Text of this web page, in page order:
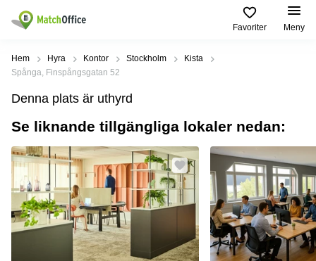
Favoriter Meny
Hyra / hyra ut
Kategorier
Kontor
Kontorshotell
Coworking
space
Lagerlokaler
Industrilokaler
Butikslokaler
Populära
Städer
Stockholm
Göteborg
Malmö
Uppsala
Norrköping
Populära
sökningar
Kontorshotell
Stockholm
Hyra lokal
Stockholm
Kontorshotell
Göteborg
Coworking
Hjälp
Om oss
Bli hyresvärd
Pris
Hem Hyra Kontor Stockholm
Kista
Spånga, Finspångsgatan 52
Denna plats är uthyrd
Se liknande tillgängliga lokaler nedan: